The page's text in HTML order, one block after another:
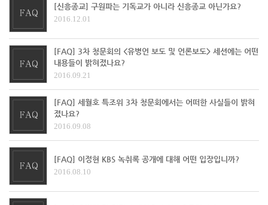
[신흥종교] 구원파는 기독교가 아니라 신흥종교 아닌가요?
2016.12.01
[FAQ] 3차 청문회의 <유병언 보도 및 언론보도> 세션에는 어떤
내용들이 밝혀졌나요?
2016.09.21
[FAQ] 세월호 특조위 3차 청문회에서는 어떠한 사실들이 밝혀
졌나요?
2016.09.08
[FAQ] 이정현 KBS 녹취록 공개에 대해 어떤 입장입니까?
2016.08.10